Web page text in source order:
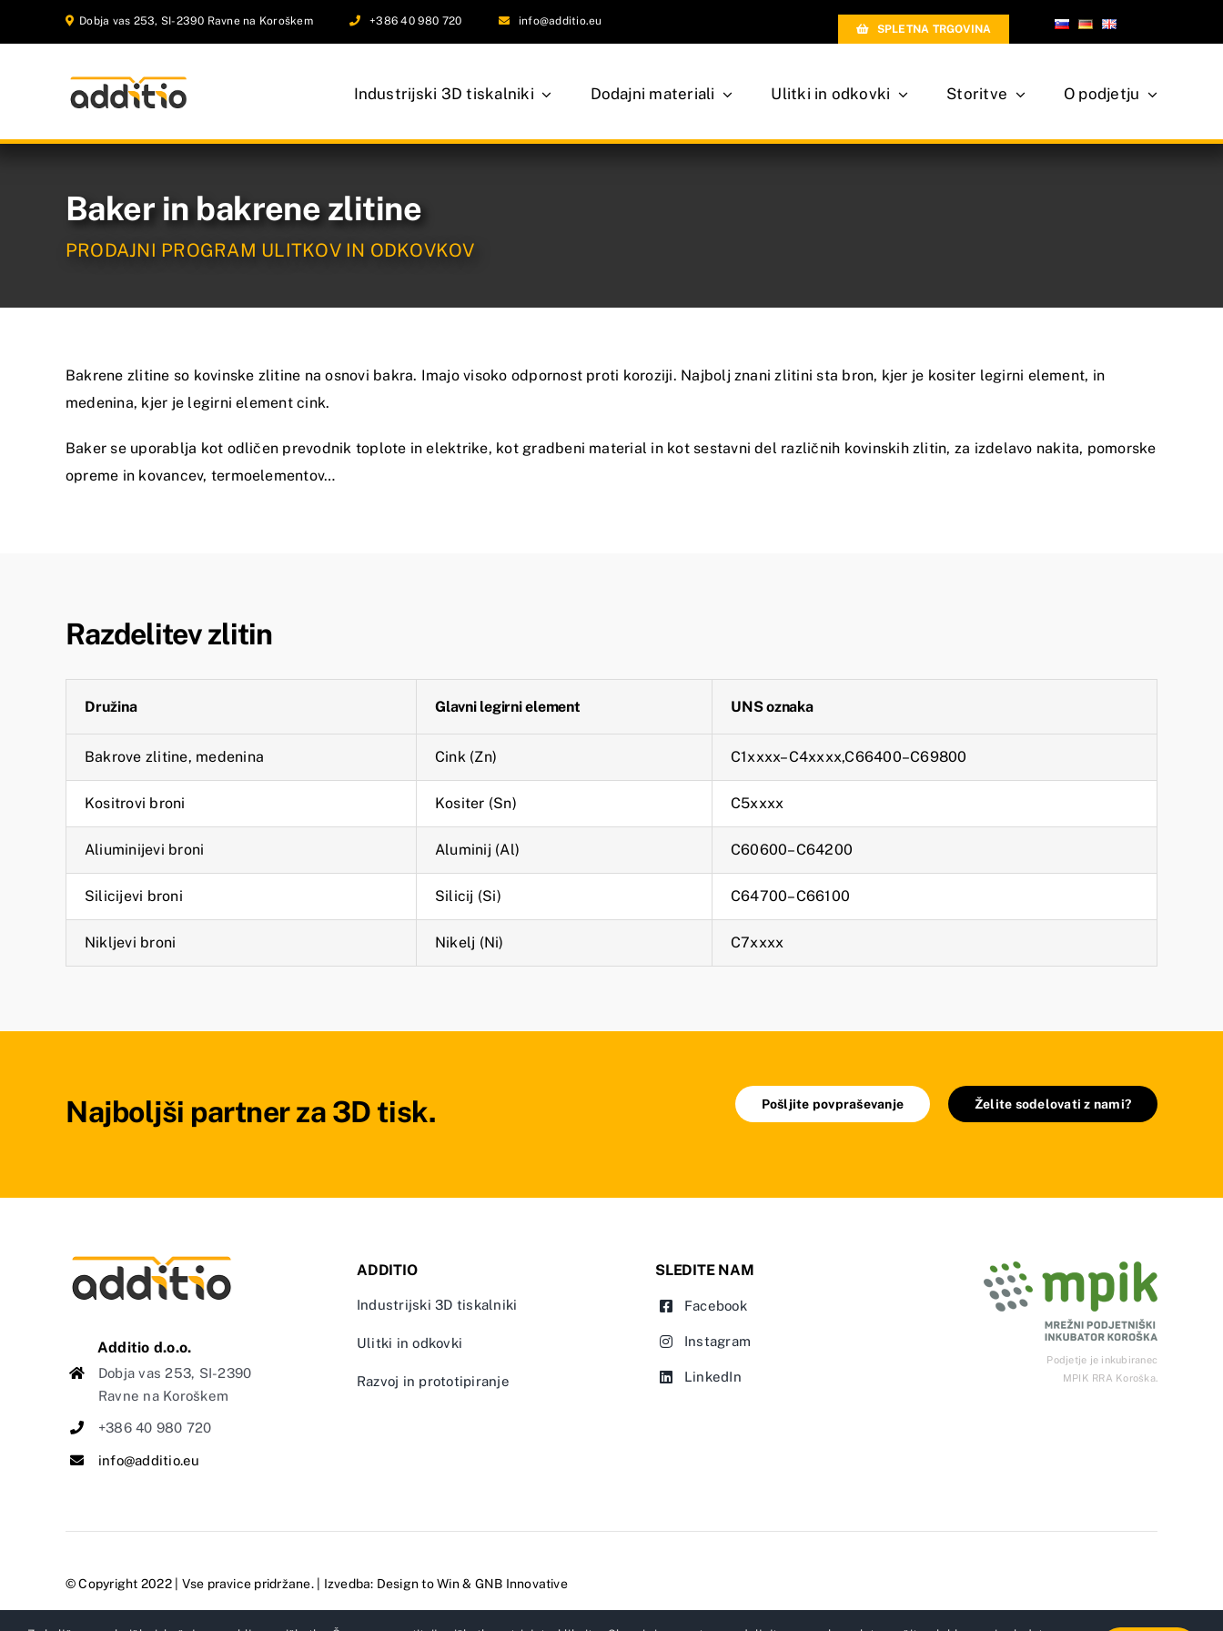
to
Dobja vas 253, SI-2390 Ravne na Koroškem +386 40 980 720 info@additio.eu
SPLETNA TRGOVINA
Industrijski 3D tiskalniki Dodajni materiali Ulitki in odkovki Storitve O podjetju
Baker in bakrene zlitine
PRODAJNI PROGRAM ULITKOV IN ODKOVKOV
Bakrene zlitine so kovinske zlitine na osnovi bakra. Imajo visoko odpornost proti koroziji. Najbolj znani zlitini sta bron, kjer je kositer legirni element, in
medenina, kjer je legirni element cink.
Baker se uporablja kot odličen prevodnik toplote in elektrike, kot gradbeni material in kot sestavni del različnih kovinskih zlitin, za izdelavo nakita, pomorske
opreme in kovancev, termoelementov…
Razdelitev zlitin
Družina Glavni legirni element UNSoznaka
Bakrove zlitine, medenina Cink (Zn) C1xxxx–C4xxxx,C66400–C69800
Kositrovi broni Kositer (Sn) C5xxxx
Aliuminijevi broni Aluminij (Al) C60600–C64200
Silicijevi broni Silicij (Si) C64700–C66100
Nikljevi broni Nikelj (Ni) C7xxxx
Najboljši partner za 3D tisk. Pošljite povpraševanje Želite sodelovati z nami?
Additio d.o.o.
Dobja vas 253, SI-2390
Ravne na Koroškem
+386 40 980 720
info@additio.eu
ADDITIO
Industrijski 3D tiskalniki
Ulitki in odkovki
Razvoj in prototipiranje
SLEDITE NAM
Facebook
Instagram
LinkedIn
Podjetje je inkubiranec
MPIK RRA Koroška.
© Copyright 2022 | Vse pravice pridržane. | Izvedba: Design to Win& GNB Innovative